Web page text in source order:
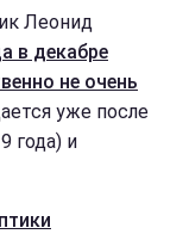
Леонид
в декабре
не очень
уже после
года) и